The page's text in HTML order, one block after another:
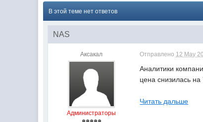
В этой теме нет ответов
NAS
Аксакал
Администраторы
Отправлено 12 May
Аналитики
цена снизилась
Читать дальше